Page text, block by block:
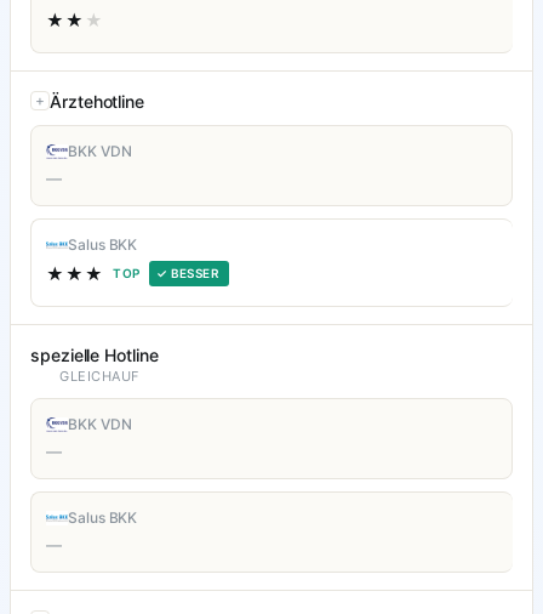
★★ ★
Ärztehotline
BKK VDN
—
Salus BKK
★★★ TOP ✓ BESSER
spezielle Hotline
GLEICHAUF
BKK VDN
—
Salus BKK
—